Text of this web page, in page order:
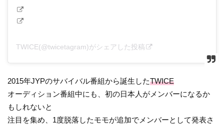
TWICE(@twicetagram)がシェアした投稿
2015年JYPのサバイバル番組から誕生したTWICE
オーディション番組中にも、初の日本人がメンバーになるか
もしれないと
注目を集め、1度脱落したモモが追加でメンバーとして発表さ